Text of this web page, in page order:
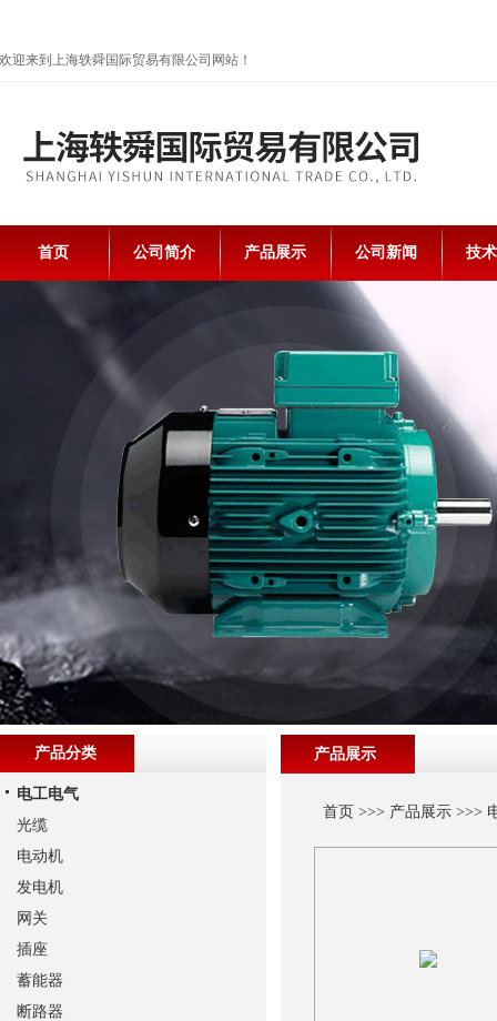
欢迎来到上海轶舜国际贸易有限公司网站！
首页 公司简介 产品展示 公司新闻 技
产品展示
首页 >>> 产品展示>>>
产品分类
电工电气
光缆
电动机
发电机
网关
插座
蓄能器
断路器